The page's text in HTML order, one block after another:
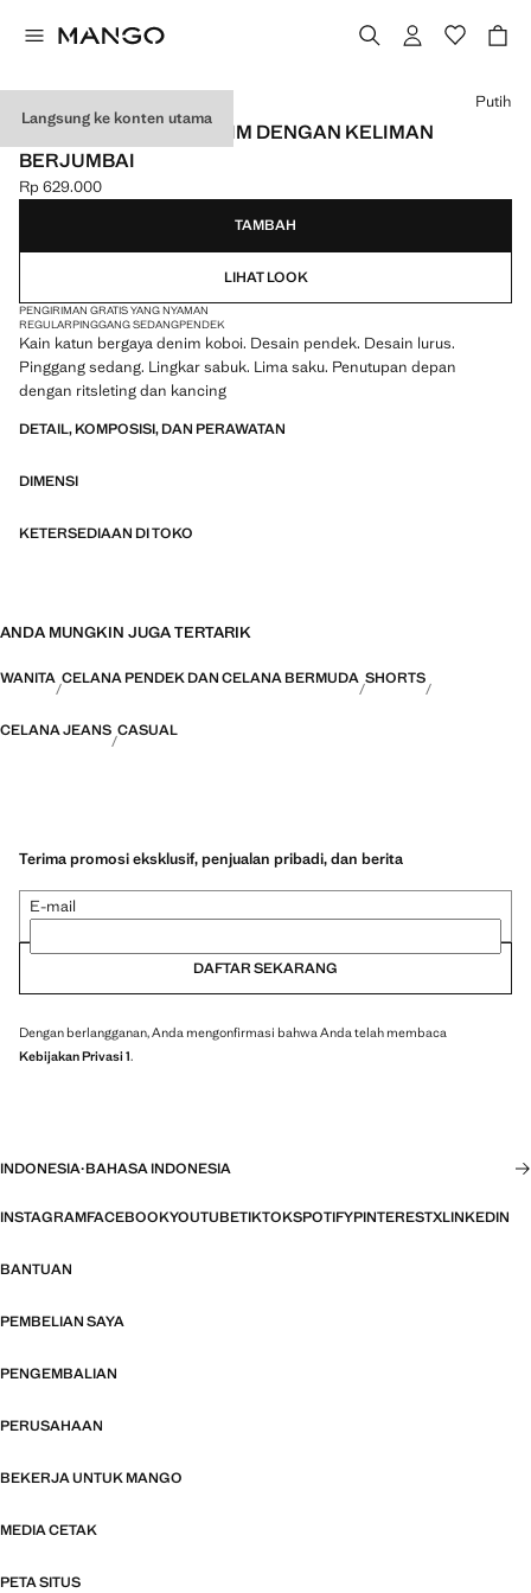
Langsung ke konten utama
CELANA PENDEK DENIM DENGAN KELIMAN
BERJUMBAI
Harga saat ini [Rp 629.000 ]
Rp 629.000
Pilih sebuah warna
Putih
TAMBAH
LIHAT LOOK
PENGIRIMAN GRATIS YANG NYAMAN
REGULARPINGGANG SEDANGPENDEK
Kain katun bergaya denim koboi. Desain pendek. Desain lurus.
Pinggang sedang. Lingkar sabuk. Lima saku. Penutupan depan
dengan ritsleting dan kancing
DETAIL, KOMPOSISI, DAN PERAWATAN
DIMENSI
KETERSEDIAAN DI TOKO
ANDA MUNGKIN JUGA TERTARIK
WANITA CELANA PENDEK DAN CELANA BERMUDA SHORTS
CELANA JEANS CASUAL
Terima promosi eksklusif, penjualan pribadi, dan berita
E-mail
DAFTAR SEKARANG
Dengan berlangganan, Anda mengonfirmasi bahwa Anda telah membaca
Kebijakan Privasi 1.
INDONESIA·BAHASA INDONESIA
INSTAGRAMFACEBOOKYOUTUBETIKTOKSPOTIFYPINTERESTXLINKEDIN
BANTUAN
PEMBELIAN SAYA
PENGEMBALIAN
PERUSAHAAN
BEKERJA UNTUK MANGO
MEDIA CETAK
PETA SITUS